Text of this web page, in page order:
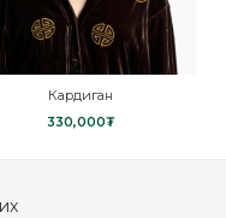
Кардиган
330,000₮